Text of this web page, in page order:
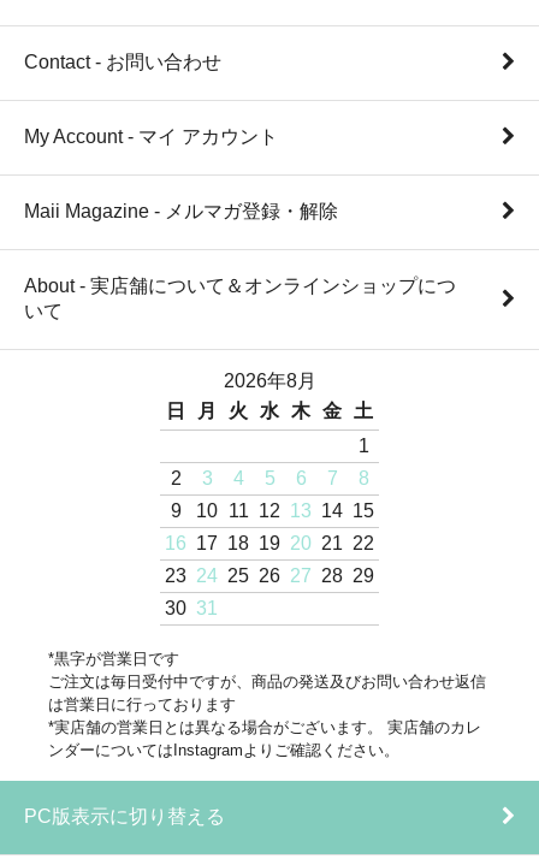
Contact - お問い合わせ
My Account - マイ アカウント
Maii Magazine - メルマガ登録・解除
About - 実店舗について＆オンラインショップにつ
いて
2026年8月
日
月 火 水 木 金
土
1
2
3 4 5 6 7
8
9
10 11 12 13 14 15
16 17 18 19 20 21 22
23 24 25 26 27 28 29
30 31
*黒字が営業日です
ご注文は毎日受付中ですが、商品の発送及びお問い合わせ返信
は営業日に行っております
*実店舗の営業日とは異なる場合がございます。 実店舗のカレ
ンダーについてはInstagramよりご確認ください。
PC版表示に切り替える